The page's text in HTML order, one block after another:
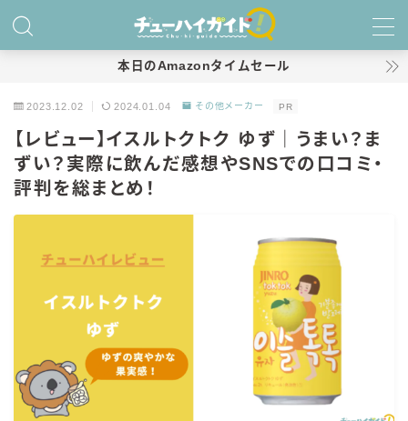
特集！
商品レビュー
キリン
氷結
氷結 無糖
氷結 ストロング
麒麟特製サワー
本日のAmazonタイムセール
2023.12.02 2024.01.04 その他メーカー PR
【レビュー】イスルトクトク ゆず｜うまい？ま
ずい？実際に飲んだ感想やSNSでの口コミ・
評判を総まとめ！